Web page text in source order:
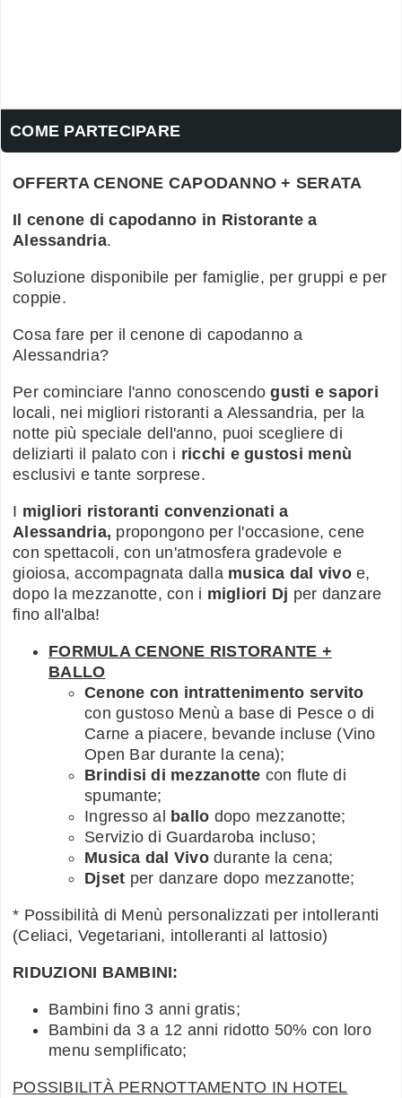
COME PARTECIPARE
OFFERTA CENONE CAPODANNO + SERATA
Il cenone di capodanno in Ristorante a
Alessandria.
Soluzione disponibile per famiglie, per gruppi e per
coppie.
Cosa fare per il cenone di capodanno a
Alessandria?
Per cominciare l'anno conoscendogusti e sapori
locali, nei migliori ristoranti a Alessandria, per la
notte più speciale dell'anno, puoi scegliere di
deliziarti il palato con i ricchi e gustosi menù
esclusivi e tante sorprese.
I migliori ristoranti convenzionati a
Alessandria, propongono per l'occasione, cene
con spettacoli, con un'atmosfera gradevole e
gioiosa, accompagnata dalla musica dal vivoe,
dopo la mezzanotte, con i migliori Dj per danzare
fino all'alba!
FORMULA CENONE RISTORANTE +
BALLO
Cenone con intrattenimento servito
con gustoso Menù a base di Pesce o di
Carne a piacere, bevande incluse (Vino
Open Bar durante la cena);
Brindisi di mezzanotte con flute di
spumante;
Ingresso al
ballo dopo mezzanotte;
Servizio di Guardaroba incluso;
Musica dal Vivodurante la cena;
Djset per danzare dopo mezzanotte;
* Possibilità di Menù personalizzati per intolleranti
(Celiaci, Vegetariani, intolleranti al lattosio)
RIDUZIONI BAMBINI:
Bambini fino 3 anni gratis;
Bambini da 3 a 12 anni ridotto 50% con loro
menu semplificato;
POSSIBILITÀ PERNOTTAMENTO IN HOTEL